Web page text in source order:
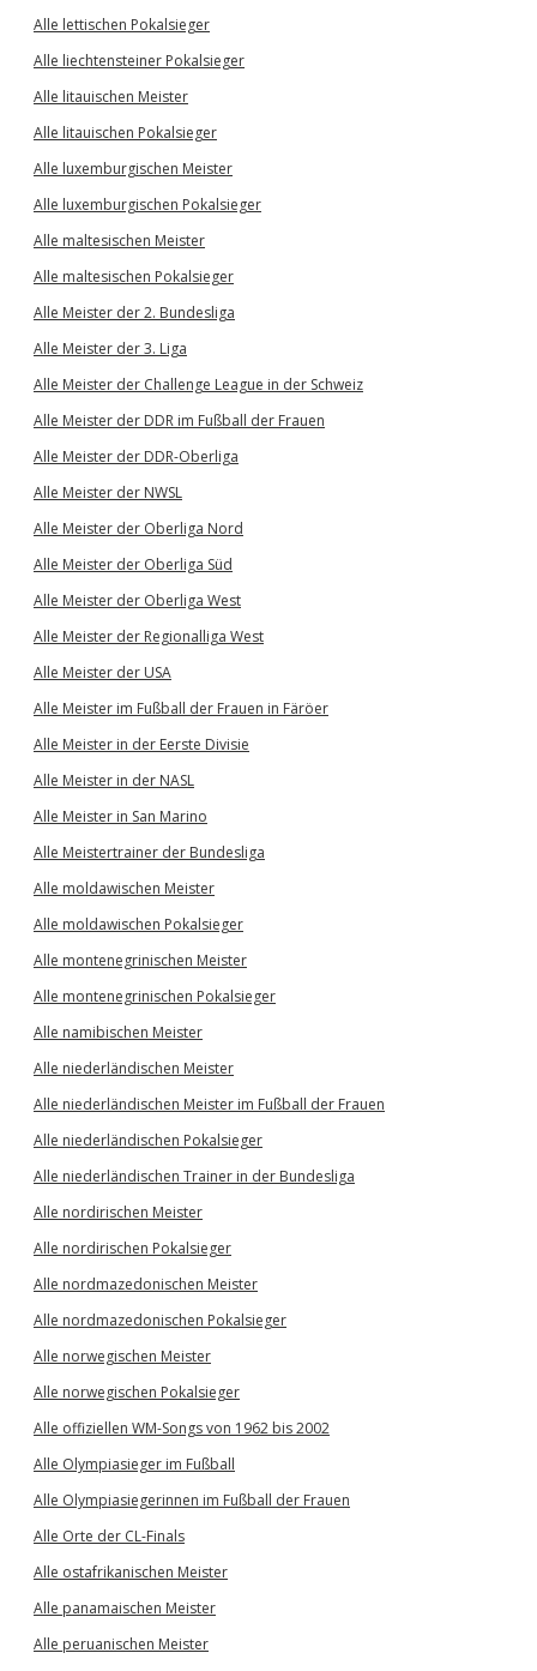
Alle lettischen Pokalsieger
Alle liechtensteiner Pokalsieger
Alle litauischen Meister
Alle litauischen Pokalsieger
Alle luxemburgischen Meister
Alle luxemburgischen Pokalsieger
Alle maltesischen Meister
Alle maltesischen Pokalsieger
Alle Meister der 2. Bundesliga
Alle Meister der 3. Liga
Alle Meister der Challenge League in der Schweiz
Alle Meister der DDR im Fußball der Frauen
Alle Meister der DDR-Oberliga
Alle Meister der NWSL
Alle Meister der Oberliga Nord
Alle Meister der Oberliga Süd
Alle Meister der Oberliga West
Alle Meister der Regionalliga West
Alle Meister der USA
Alle Meister im Fußball der Frauen in Färöer
Alle Meister in der Eerste Divisie
Alle Meister in der NASL
Alle Meister in San Marino
Alle Meistertrainer der Bundesliga
Alle moldawischen Meister
Alle moldawischen Pokalsieger
Alle montenegrinischen Meister
Alle montenegrinischen Pokalsieger
Alle namibischen Meister
Alle niederländischen Meister
Alle niederländischen Meister im Fußball der Frauen
Alle niederländischen Pokalsieger
Alle niederländischen Trainer in der Bundesliga
Alle nordirischen Meister
Alle nordirischen Pokalsieger
Alle nordmazedonischen Meister
Alle nordmazedonischen Pokalsieger
Alle norwegischen Meister
Alle norwegischen Pokalsieger
Alle offiziellen WM-Songs von 1962 bis 2002
Alle Olympiasieger im Fußball
Alle Olympiasiegerinnen im Fußball der Frauen
Alle Orte der CL-Finals
Alle ostafrikanischen Meister
Alle panamaischen Meister
Alle peruanischen Meister